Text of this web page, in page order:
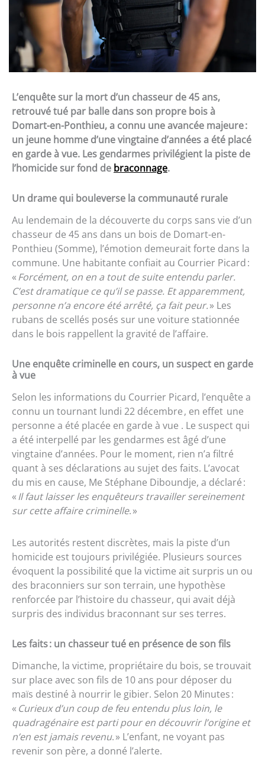
L’enquête sur la mort d’un chasseur de 45 ans,
retrouvé tué par balle dans son propre bois à
Domart-en-Ponthieu, a connu une avancée majeure :
un jeune homme d’une vingtaine d’années a été placé
en garde à vue. Les gendarmes privilégient la piste de
l’homicide sur fond de braconnage.
Un drame qui bouleverse la communauté rurale
Au lendemain de la découverte du corps sans vie d’un
chasseur de 45 ans dans un bois de Domart-en-
Ponthieu (Somme), l’émotion demeurait forte dans la
commune. Une habitante confiait au Courrier Picard :
«Forcément, on en a tout de suite entendu parler.
C’est dramatique ce qu’il se passe. Et apparemment,
personne n’a encore été arrêté, ça fait peur.» Les
rubans de scellés posés sur une voiture stationnée
dans le bois rappellent la gravité de l’affaire.
Une enquête criminelle en cours, un suspect en garde
à vue
Selon les informations du Courrier Picard, l’enquête a
connu un tournant lundi 22 décembre , en effet une
personne a été placée en garde à vue . Le suspect qui
a été interpellé par les gendarmes est âgé d’une
vingtaine d’années. Pour le moment, rien n’a filtré
quant à ses déclarations au sujet des faits. L’avocat
du mis en cause, Me Stéphane Diboundje, a déclaré :
«Il faut laisser les enquêteurs travailler sereinement
sur cette affaire criminelle. »
Les autorités restent discrètes, mais la piste d’un
homicide est toujours privilégiée. Plusieurs sources
évoquent la possibilité que la victime ait surpris un ou
des braconniers sur son terrain, une hypothèse
renforcée par l’histoire du chasseur, qui avait déjà
surpris des individus braconnant sur ses terres.
Les faits : un chasseur tué en présence de son fils
Dimanche, la victime, propriétaire du bois, se trouvait
sur place avec son fils de 10 ans pour déposer du
maïs destiné à nourrir le gibier. Selon 20 Minutes :
« Curieux d’un coup de feu entendu plus loin, le
quadragénaire est parti pour en découvrir l’origine et
n’en est jamais revenu. » L’enfant, ne voyant pas
revenir son père, a donné l’alerte.